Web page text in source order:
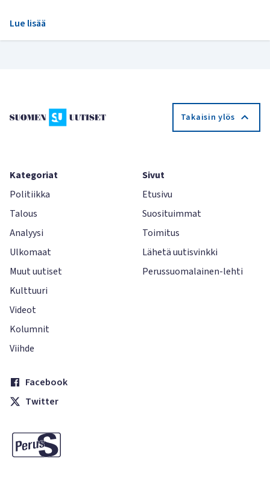
Lue lisää
Takaisin ylös
Kategoriat
Politiikka
Talous
Analyysi
Ulkomaat
Muut uutiset
Kulttuuri
Videot
Kolumnit
Viihde
Sivut
Etusivu
Suosituimmat
Toimitus
Lähetä uutisvinkki
Perussuomalainen-lehti
Facebook
Twitter